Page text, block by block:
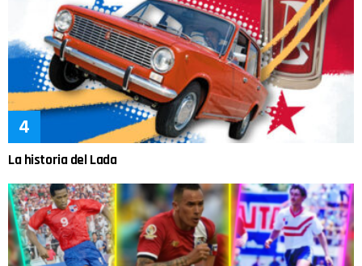
La historia del Lada